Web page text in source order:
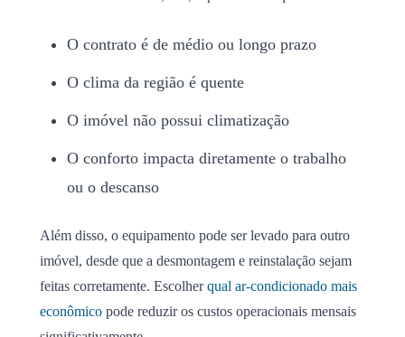
O contrato é de médio ou longo prazo
O clima da região é quente
O imóvel não possui climatização
O conforto impacta diretamente o trabalho
ou o descanso
Além disso, o equipamento pode ser levado para outro
imóvel, desde que a desmontagem e reinstalação sejam
feitas corretamente. Escolherqual ar-condicionado mais
econômico pode reduzir os custos operacionais mensais